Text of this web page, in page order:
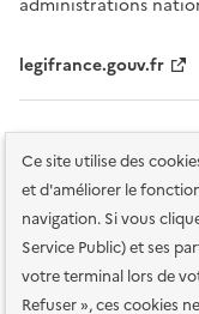
Ce site utilise des
et d'améliorer le
navigation. Si vous
Service Public) et ses
votre terminal lors de
Refuser », ces cookies
administrations
legifrance.gouv.fr
Plan du site